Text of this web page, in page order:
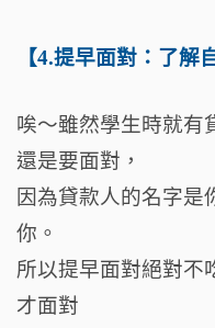
【4.提早面對：了解
唉～雖然學生時就有
還是要面對，
因為貸款人的名字是
你。
所以提早面對絕對不
才面對